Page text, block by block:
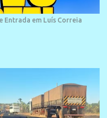
de estados vizinhos. O
de amplos investimentos e
Entrada em Luís Correia